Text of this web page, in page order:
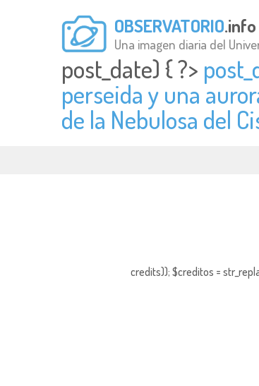
OBSERVATORIO.info
Una imagen diaria del
post_date) { ?>
perseida y una
de la Nebulosa del
credits)); $creditos =